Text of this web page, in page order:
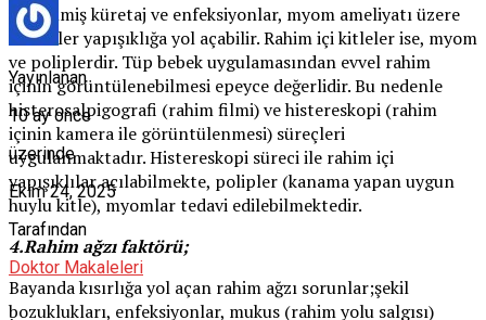
Geçirilmiş küretaj ve enfeksiyonlar, myom ameliyatı üzere
nedenler yapışıklığa yol açabilir. Rahim içi kitleler ise, myom
ve poliplerdir. Tüp bebek uygulamasından evvel rahim
içinin görüntülenebilmesi epeyce değerlidir. Bu nedenle
histerosalpigografi (rahim filmi) ve histereskopi (rahim
içinin kamera ile görüntülenmesi) süreçleri
uygulanmaktadır. Histereskopi süreci ile rahim içi
yapışıklılar açılabilmekte, polipler (kanama yapan uygun
huylu kitle), myomlar tedavi edilebilmektedir.
4.Rahim ağzı faktörü;
Bayanda kısırlığa yol açan rahim ağzı sorunlar;şekil
bozuklukları, enfeksiyonlar, mukus (rahim yolu salgısı)
Yayınlanan
10 ay önce
üzerinde
Ekim 24, 2025
Tarafından
Doktor Makaleleri